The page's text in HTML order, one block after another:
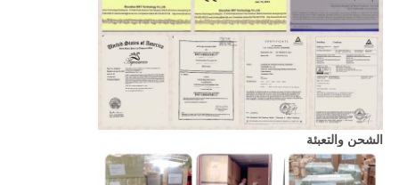
الشحن والتعبئة